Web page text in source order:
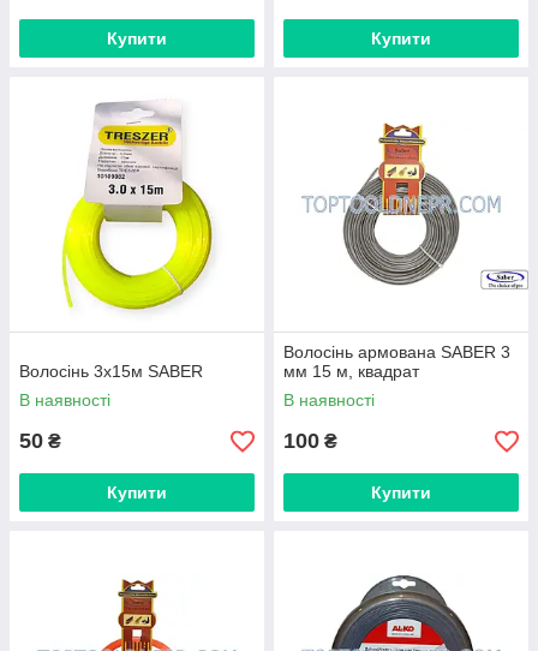
Купити Купити
Волосінь 3х15м SABER
В наявності
50 ₴
Купити
Волосінь армована SABER 3
мм 15 м, квадрат
В наявності
100 ₴
Купити